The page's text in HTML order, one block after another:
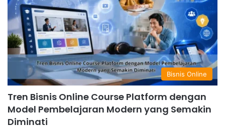
Bisnis Online
Tren Bisnis Online Course Platform dengan
Model Pembelajaran Modern yang Semakin
Diminati